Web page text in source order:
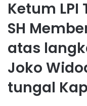
Ketum
SH
atas
Joko
tungal